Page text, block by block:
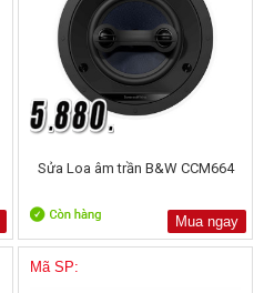
Sửa Loa âm trần B&W CCM664
Mua ngay
Mã SP: